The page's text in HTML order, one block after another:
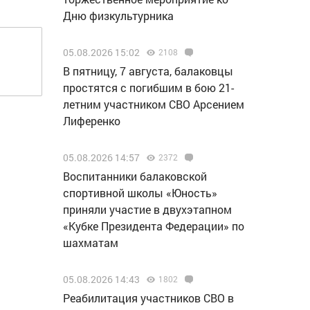
Дню физкультурника
05.08.2026 15:02 2108
В пятницу, 7 августа, балаковцы
простятся с погибшим в бою 21-
летним участником СВО Арсением
Лиференко
05.08.2026 14:57 2372
Воспитанники балаковской
спортивной школы «Юность»
приняли участие в двухэтапном
«Кубке Президента Федерации» по
шахматам
05.08.2026 14:43 1802
Реабилитация участников СВО в